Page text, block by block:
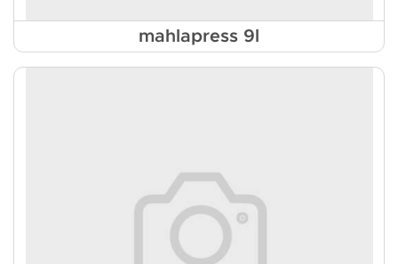
mahlapress 9l